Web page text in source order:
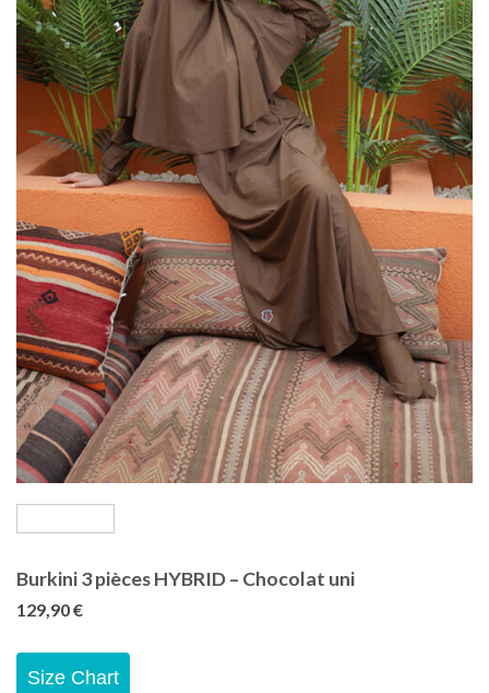
Burkini 3 pièces HYBRID – Chocolat uni
129,90€
Size Chart